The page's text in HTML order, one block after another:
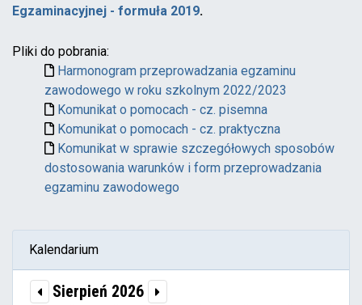
Egzaminacyjnej - formuła 2019.
Pliki do pobrania:
Harmonogram przeprowadzania egzaminu
zawodowego w roku szkolnym 2022/2023
Komunikat o pomocach - cz. pisemna
Komunikat o pomocach - cz. praktyczna
Komunikat w sprawie szczegółowych sposobów
dostosowania warunków i form przeprowadzania
egzaminu zawodowego
Kalendarium
Sierpień 2026